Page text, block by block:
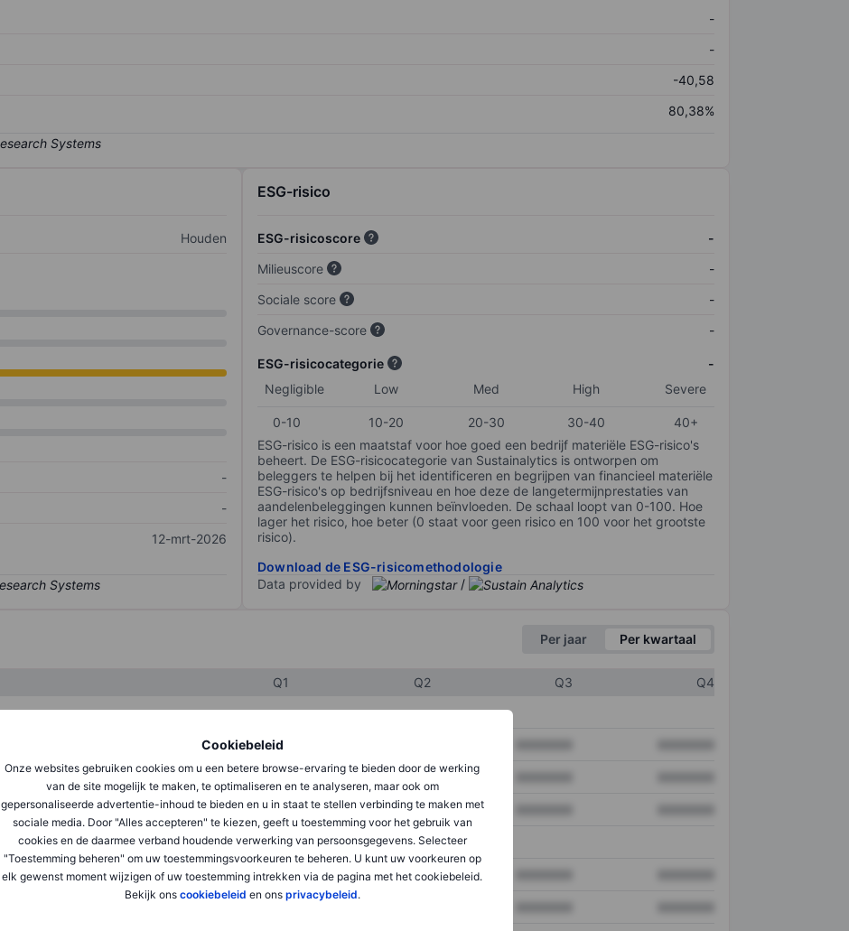
Cookiebeleid
Onze websites gebruiken cookies om u een betere browse-ervaring te bieden door de werking
van de site mogelijk te maken, te optimaliseren en te analyseren, maar ook om
gepersonaliseerde advertentie-inhoud te bieden en u in staat te stellen verbinding te maken met
sociale media. Door "Alles accepteren" te kiezen, geeft u toestemming voor het gebruik van
cookies en de daarmee verband houdende verwerking van persoonsgegevens. Selecteer
"Toestemming beheren" om uw toestemmingsvoorkeuren te beheren. U kunt uw voorkeuren op
elk gewenst moment wijzigen of uw toestemming intrekken via de pagina met het cookiebeleid.
Bekijk ons cookiebeleid en ons privacybeleid.
-
-
-40,58
80,38%
Houden
-
-
12-mrt-2026
ESG-risico
ESG-risicoscore
-
Milieuscore
-
Sociale score
-
Governance-score
-
ESG-risicocategorie
-
Negligible
Low Med High Severe
0-10 10-20 20-30 30-40
40+
ESG-risico is een maatstaf voor hoe goed een bedrijf materiële ESG-risico's
beheert. De ESG-risicocategorie van Sustainalytics is ontworpen om
beleggers te helpen bij het identificeren en begrijpen van financieel materiële
ESG-risico's op bedrijfsniveau en hoe deze de langetermijnprestaties van
aandelenbeleggingen kunnen beïnvloeden. De schaal loopt van 0-100. Hoe
lager het risico, hoe beter (0 staat voor geen risico en 100 voor het grootste
risico).
Download de ESG-risicomethodologie
Data provided by
/
Per jaar Per kwartaal
Q1 Q2 Q3
Q4
XXXXXXX
XXXXXXX XXXXXXX
XXXXXXX XXXXXXX
XXXXXXX XXXXXXX